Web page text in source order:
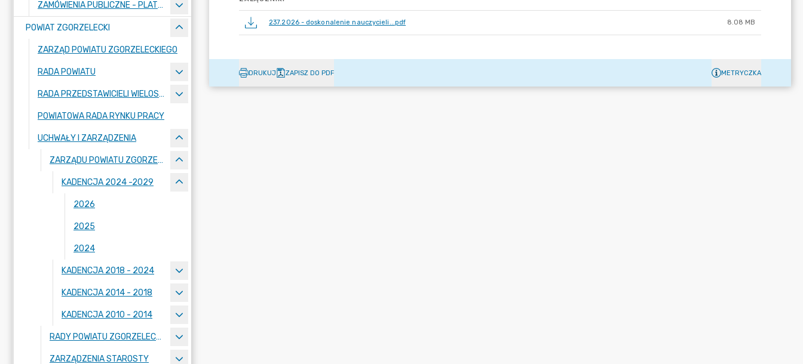
ZAMÓWIENIA PUBLICZNE - PLATFORMA ZAKUPOWA
POWIAT ZGORZELECKI
ZARZĄD POWIATU ZGORZELECKIEGO
RADA POWIATU
RADA PRZEDSTAWICIELI WIELOSPECJALISTYCZNEGO ZESPOŁU OPIEKI ZDROWOTNEJ "BOLESŁAWIEC-ZGORZELEC" SAMODZIELNEGO PUBLICZNEGO ZAKŁADU OPIEKI ZDROWOTNEJ
POWIATOWA RADA RYNKU PRACY
UCHWAŁY I ZARZĄDZENIA
ZARZĄDU POWIATU ZGORZELECKIEGO
KADENCJA 2024 -2029
2026
2025
2024
KADENCJA 2018 - 2024
KADENCJA 2014 - 2018
KADENCJA 2010 - 2014
RADY POWIATU ZGORZELECKIEGO
ZARZĄDZENIA STAROSTY
237.2026 - doskonalenie nauczycieli...pdf 8.08 MB
DRUKUJ ZAPISZ DO PDF METRYCZKA